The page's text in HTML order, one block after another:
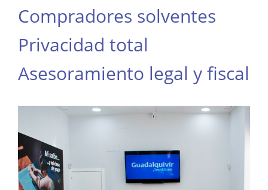
Compradores solventes
Privacidad total
Asesoramiento legal y fiscal